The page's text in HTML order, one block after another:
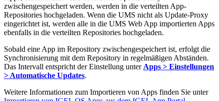
zwischengespeichert werden, werden in die verteilten App-
Repositories hochgeladen. Wenn die UMS nicht als Update-Proxy
eingerichtet ist, werden alle in die UMS Web App importierten Apps
ebenfalls in die verteilten Repositories hochgeladen.
Sobald eine App im Repository zwischengespeichert ist, erfolgt die
Synchronisierung mit dem Repository in regelmäßigen Abständen.
Das Intervall entspricht der Einstellung unter Apps > Einstellungen
> Automatische Updates.
Weitere Informationen zum Importieren von Apps finden Sie unter